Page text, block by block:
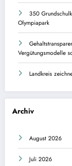
350
Olympiapark
Vergütungsmodelle
Landkreis
Archiv
August 2026
Juli 2026